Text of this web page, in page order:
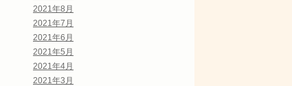
2021年8月
2021年7月
2021年6月
2021年5月
2021年4月
2021年3月